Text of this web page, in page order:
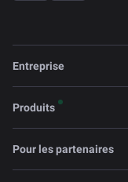
Entreprise
Produits
Pour les partenaires